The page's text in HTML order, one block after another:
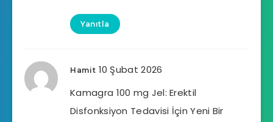
Yanıtla
Hamit 10 Şubat 2026
Kamagra 100 mg Jel: Erektil
Disfonksiyon Tedavisi İçin Yeni Bir